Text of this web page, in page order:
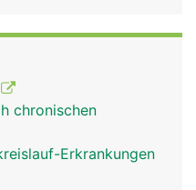
den Brustkorb
Oberhalb
unterhalb
ihr gehen wichtige
zur
die beiden
chronischen
Erkrankungen